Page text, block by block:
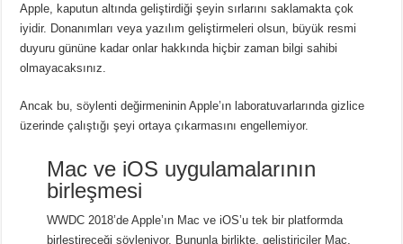
Apple, kaputun altında geliştirdiği şeyin sırlarını saklamakta çok
iyidir. Donanımları veya yazılım geliştirmeleri olsun, büyük resmi
duyuru gününe kadar onlar hakkında hiçbir zaman bilgi sahibi
olmayacaksınız.
Ancak bu, söylenti değirmeninin Apple’ın laboratuvarlarında gizlice
üzerinde çalıştığı şeyi ortaya çıkarmasını engellemiyor.
Mac ve iOS uygulamalarının
birleşmesi
WWDC 2018’de Apple’ın Mac ve iOS’u tek bir platformda
birleştireceği söyleniyor. Bununla birlikte, geliştiriciler Mac,